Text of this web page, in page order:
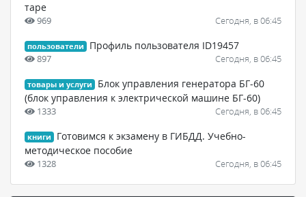
таре
969 Сегодня, в 06:45
пользователи Профиль пользователя ID19457
897 Сегодня, в 06:45
товары и услуги
Блок управления генератора БГ-60
(блок управления к электрической машине БГ-60)
1333 Сегодня, в 06:45
книги
Готовимся к экзамену в ГИБДД. Учебно-
методическое пособие
1328 Сегодня, в 06:45